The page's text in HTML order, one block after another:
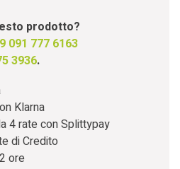
prodotto?
091 777 6163
3936.
Klarna
4 rate con Splittypay
di Credito
ore